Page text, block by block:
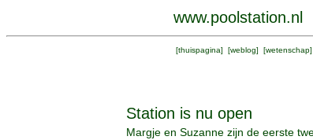
www.poolstation.nl
[thuispagina] [weblog] [wetenschap
Station is nu open
Margje en Suzanne zijn de eerste